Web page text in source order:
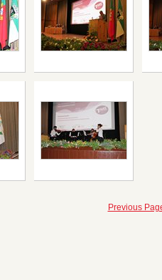
Previous